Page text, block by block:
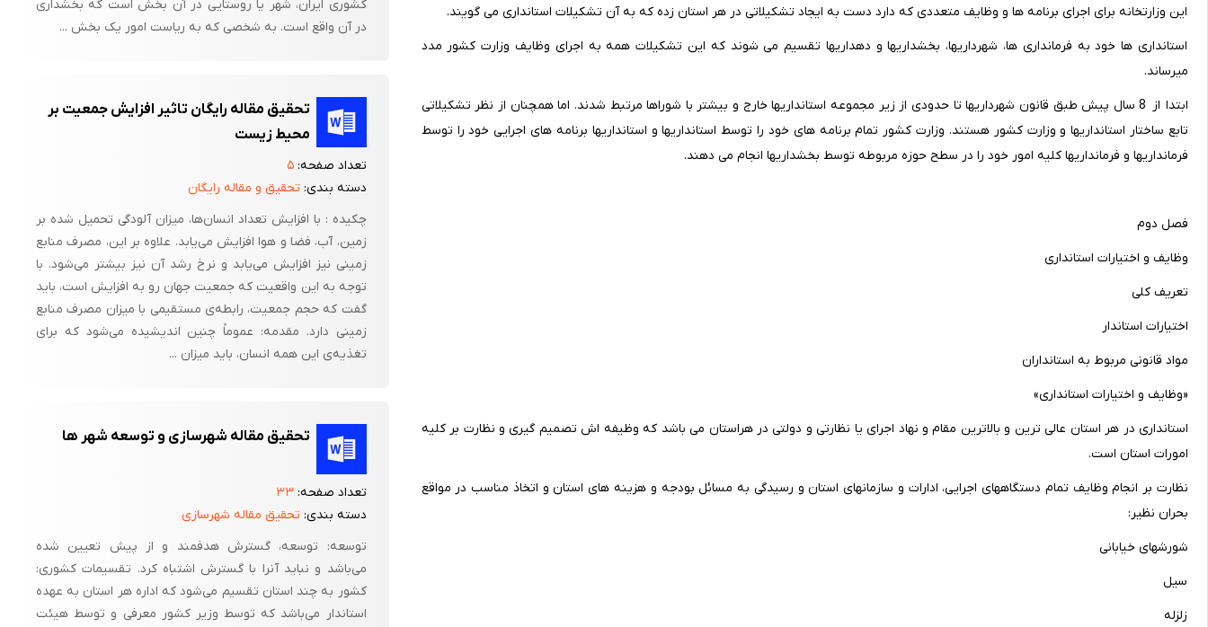
این وزارتخانه برای اجرای برنامه ها و وظایف متعددی که دارد دست به ایجاد تشکیلاتی در هر استان زده که به آن تشکیلات استانداری می گویند.
استانداری ها خود به فرمانداری ها، شهرداریها، بخشداریها و دهداریها تقسیم می شوند که این تشکیلات همه به اجرای وظایف وزارت کشور مدد
میرساند.
ابتدا از 8 سال پیش طبق قانون شهرداریها تا حدودی از زیر مجموعه استانداریها خارج و بیشتر با شوراها مرتبط شدند. اما همچنان از نظر تشکیلاتی
تابع ساختار استانداریها و وزارت کشور هستند. وزارت کشور تمام برنامه های خود را توسط استانداریها و استانداریها برنامه های اجرایی خود را توسط
فرمانداریها و فرمانداریها کلیه امور خود را در سطح حوزه مربوطه توسط بخشداریها انجام می دهند.
فصل دوم
وظایف و اختیارات استانداری
تعریف کلی
اختیارات استاندار
مواد قانونی مربوط به استانداران
«وظایف و اختیارات استانداری»
استانداری در هر استان عالی ترین و بالاترین مقام و نهاد اجرای یا نظارتی و دولتی در هراستان می باشد که وظیفه اش تصمیم گیری و نظارت بر کلیه
امورات استان است.
نظارت بر انجام وظایف تمام دستگاههای اجرایی، ادارات و سازمانهای استان و رسیدگی به مسائل بودجه و هزینه های استان و اتخاذ مناسب در مواقع
بحران نظیر:
شورشهای خیابانی
سیل
زلزله
کشوری ایران، شهر یا روستایی در آن بخش است که بخشداری
در آن واقع است. به شخصی که به ریاست امور یک بخش ...
تحقیق مقاله رایگان تاثیر افزایش جمعیت بر
محیط زیست
تعداد صفحه:۵
دسته بندی: تحقیق و مقاله رایگان
چکیده : با افزایش تعداد انسان‌ها، میزان آلودگی تحمیل شده بر
زمین، آب، فضا و هوا افزایش می‌یابد. علاوه بر این، مصرف منابع
زمینی نیز افزایش می‌یابد و نرخ رشد آن نیز بیشتر می‌شود. با
توجه به این واقعیت که جمعیت جهان رو به افزایش است، باید
گفت که حجم جمعیت، رابطه‌ی مستقیمی با میزان مصرف منابع
زمینی دارد. مقدمه: عموماً چنین اندیشیده می‌شود که برای
تغذیه‌ی این همه انسان، باید میزان ...
تحقیق مقاله شهرسازی و توسعه شهر ها
تعداد صفحه:۳۳
دسته بندی: تحقیق مقاله شهرسازی
توسعه: توسعه، گسترش هدفمند و از پیش تعیین شده
می‌باشد و نباید آنرا با گسترش اشتباه کرد. تقسیمات کشوری:
کشور به چند استان تقسیم می‌شود که اداره هر استان به عهده
استاندار می‌باشد که توسط وزیر کشور معرفی و توسط هیئت